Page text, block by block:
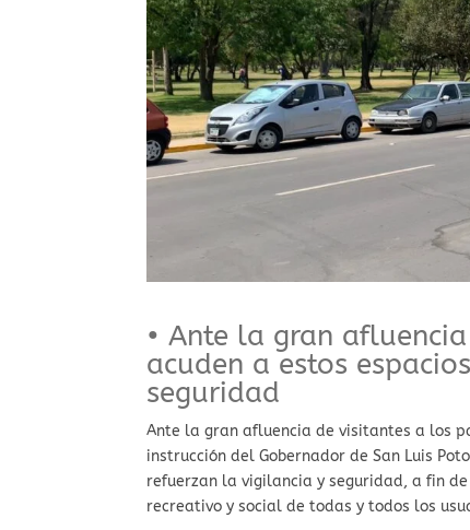
• Ante la gran
acuden a estos
seguridad
Ante la gran afluencia de visitantes a los
instrucción del Gobernador de San Luis
refuerzan la vigilancia y seguridad, a fin
recreativo y social de todas y todos los